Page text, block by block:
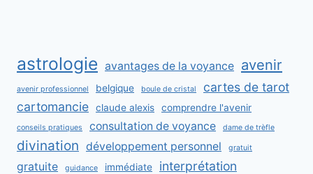
astrologie avantages de la voyance avenir
avenir professionnel belgique boule de cristal
cartes de tarot
cartomancie
claude alexis comprendre l'avenir
conseils pratiques consultation de voyance dame de trèfle
divination développement personnel gratuit
gratuite guidance immédiate interprétation